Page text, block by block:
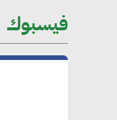
محلب :
فيسبوك